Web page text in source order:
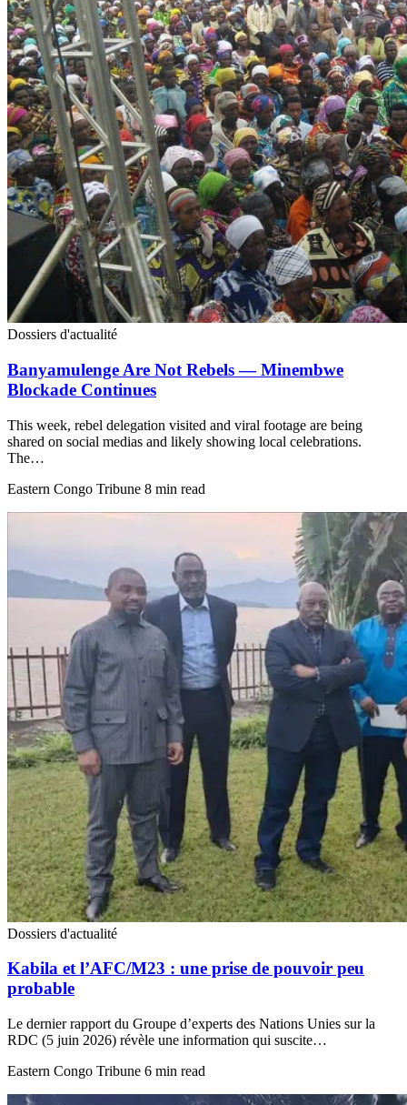
Dossiers d'actualité
Banyamulenge Are Not Rebels — Minembwe
Blockade Continues
This week, rebel delegation visited and viral footage are being
shared on social medias and likely showing local celebrations.
The…
Eastern Congo Tribune 8 min read
Dossiers d'actualité
Kabila et l’AFC/M23 : une prise de pouvoir peu
probable
Le dernier rapport du Groupe d’experts des Nations Unies sur la
RDC (5 juin 2026) révèle une information qui suscite…
Eastern Congo Tribune 6 min read